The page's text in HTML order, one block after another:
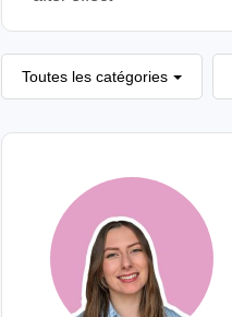
Toutes les catégories